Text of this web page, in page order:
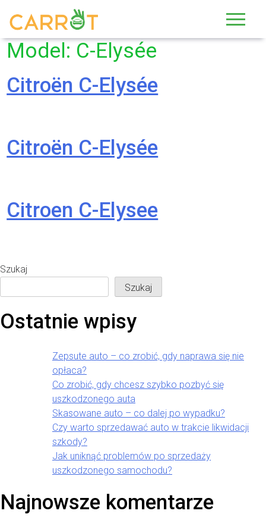
Model: C-Elysée
Citroën C-Elysée
Citroën C-Elysée
Citroen C-Elysee
Szukaj
Szukaj
Ostatnie wpisy
Zepsute auto – co zrobić, gdy naprawa się nie
opłaca?
Co zrobić, gdy chcesz szybko pozbyć się
uszkodzonego auta
Skasowane auto – co dalej po wypadku?
Czy warto sprzedawać auto w trakcie likwidacji
szkody?
Jak uniknąć problemów po sprzedaży
uszkodzonego samochodu?
Najnowsze komentarze